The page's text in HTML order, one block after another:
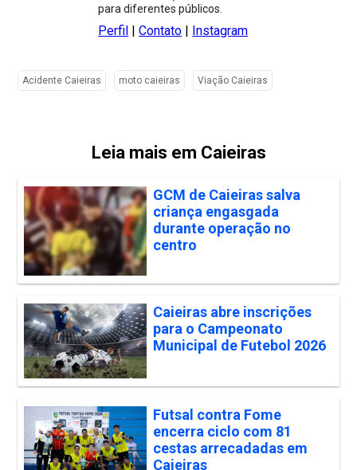
para diferentes públicos.
Perfil |Contato Instagram
Acidente Caieiras moto caieiras Viação Caieiras
Leia mais em Caieiras
GCM de Caieiras salva
criança engasgada
durante operação no
centro
Caieiras abre inscrições
para o Campeonato
Municipal de Futebol 2026
Futsal contra Fome
encerra ciclo com 81
cestas arrecadadas em
Caieiras